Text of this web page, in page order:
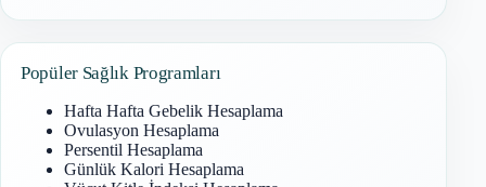
Popüler Sağlık Programları
Hafta Hafta Gebelik Hesaplama
Ovulasyon Hesaplama
Persentil Hesaplama
Günlük Kalori Hesaplama